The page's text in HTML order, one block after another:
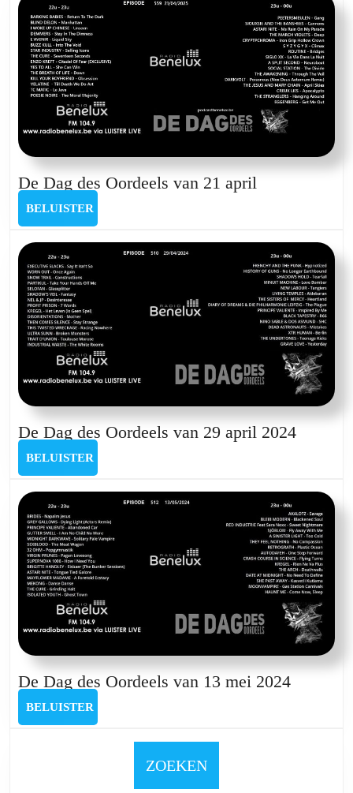
van
17
2025
De Dag des Oordeels van 21 april
Oordeels
van
21
april
BELUISTER
De Dag des Oordeels van 29 april 2024De
van
29
april
2024
BELUISTER
De Dag des Oordeels van 13 mei 2024De
BELUISTER
ZOEKEN